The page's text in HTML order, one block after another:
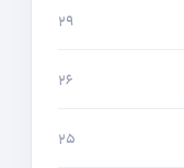
۲۹
۲۶
۲۵